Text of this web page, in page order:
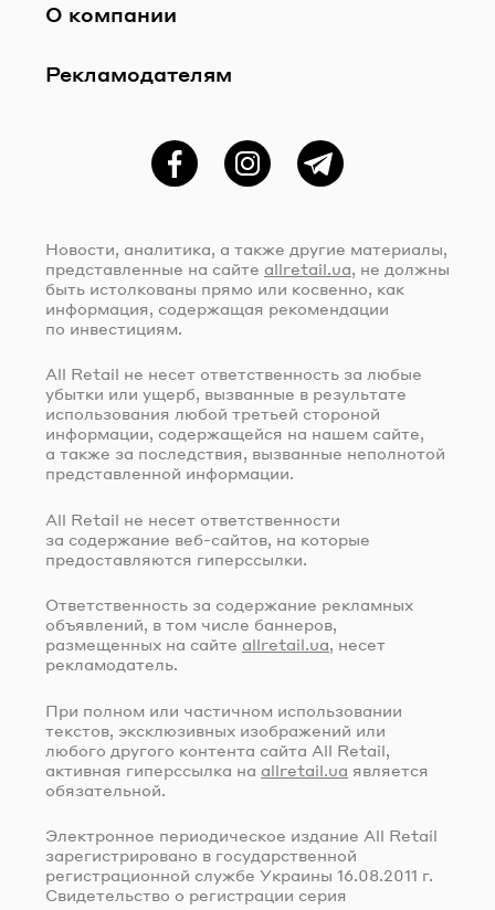
О компании
Рекламодателям
ФейсбукInstagramTelegram
Новости, аналитика, а также другие материалы,
представленные на сайте allretail.ua, не должны
быть истолкованы прямо или косвенно, как
информация, содержащая рекомендации
по инвестициям.
All Retail не несет ответственность за любые
убытки или ущерб, вызванные в результате
использования любой третьей стороной
информации, содержащейся на нашем сайте,
а также за последствия, вызванные неполнотой
представленной информации.
All Retail не несет ответственности
за содержание веб-сайтов, на которые
предоставляются гиперссылки.
Ответственность за содержание рекламных
объявлений, в том числе баннеров,
размещенных на сайте allretail.ua, несет
рекламодатель.
При полном или частичном использовании
текстов, эксклюзивных изображений или
любого другого контента сайта All Retail,
активная гиперссылка на allretail.ua является
обязательной.
Электронное периодическое издание All Retail
зарегистрировано в государственной
регистрационной службе Украины 16.08.2011 г.
Свидетельство о регистрации серия